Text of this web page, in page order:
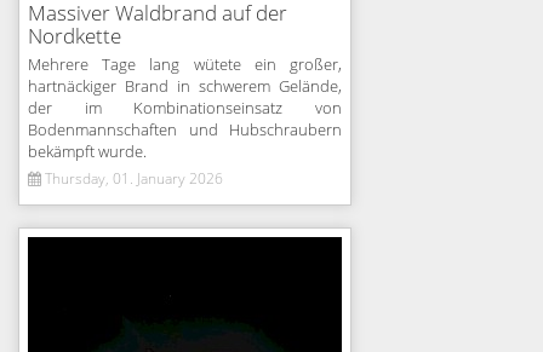
Massiver Waldbrand auf der
Nordkette
Mehrere Tage lang wütete ein großer,
hartnäckiger Brand in schwerem Gelände,
der im Kombinationseinsatz von
Bodenmannschaften und Hubschraubern
bekämpft wurde.
Thursday, 01. January 2026